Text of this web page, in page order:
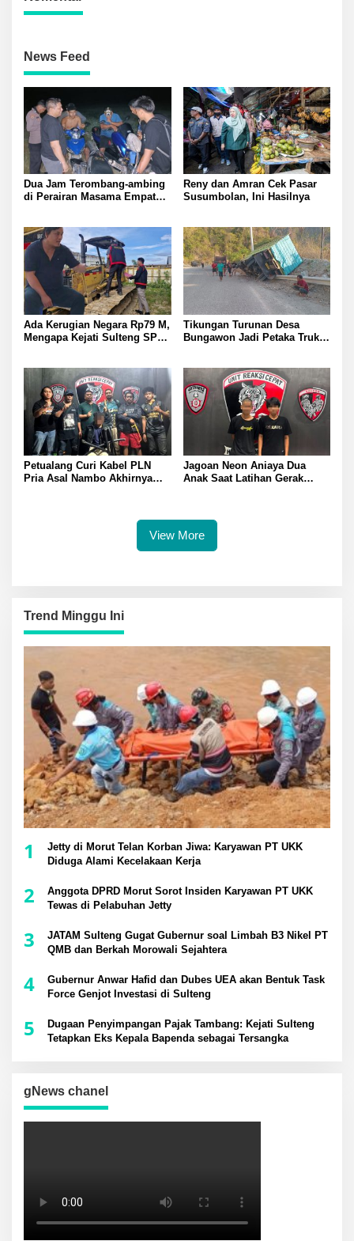
News Feed
Dua Jam Terombang-ambing
di Perairan Masama Empat
Reny dan Amran Cek Pasar
Susumbolan, Ini Hasilnya
Ada Kerugian Negara Rp79 M,
Mengapa Kejati Sulteng SP3
Tikungan Turunan Desa
Bungawon Jadi Petaka Truk
Petualang Curi Kabel PLN
Pria Asal Nambo Akhirnya
Jagoan Neon Aniaya Dua
Anak Saat Latihan Gerak
View More
Trend Minggu Ini
1
Jetty di Morut Telan Korban Jiwa: Karyawan PT UKK
Diduga Alami Kecelakaan Kerja
2
Anggota DPRD Morut Sorot Insiden Karyawan PT UKK
Tewas di Pelabuhan Jetty
3
JATAM Sulteng Gugat Gubernur soal Limbah B3 Nikel PT
QMB dan Berkah Morowali Sejahtera
4
Gubernur Anwar Hafid dan Dubes UEA akan Bentuk Task
Force Genjot Investasi di Sulteng
5
Dugaan Penyimpangan Pajak Tambang: Kejati Sulteng
Tetapkan Eks Kepala Bapenda sebagai Tersangka
gNews chanel